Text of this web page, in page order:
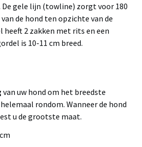
gele lijn (towline) zorgt voor 180
de hond ten opzichte van de
heeft 2 zakken met rits en een
is 10-11 cm breed.
van uw hond om het breedste
rondom. Wanneer de hond
u de grootste maat.